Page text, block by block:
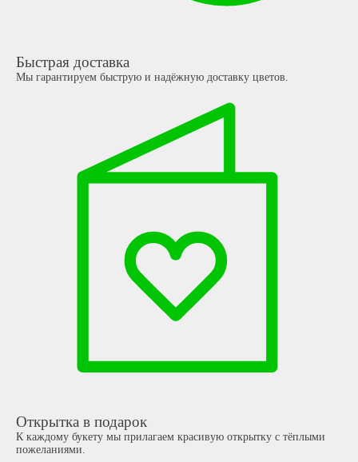
Быстрая доставка
Мы гарантируем быструю и надёжную доставку цветов.
Открытка в подарок
К каждому букету мы прилагаем красивую открытку с тёплыми
пожеланиями.